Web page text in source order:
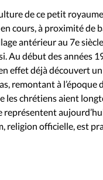
de ce petit
cours, à proximité de
antérieur au 7e
Au début des années
effet déjà découvert
remontant à l’époque
les chrétiens aient
représentent
religion officielle, est